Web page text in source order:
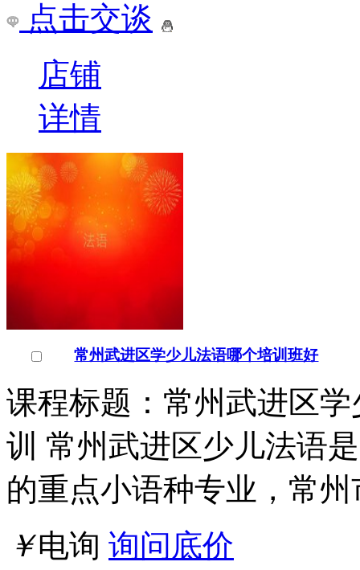
点击交谈
店铺
详情
常州武进区学少儿法语哪个培训班好
课程标题：常州武进区
训 常州武进区少儿法语
的重点小语种专业，常州
￥电询 询问底价